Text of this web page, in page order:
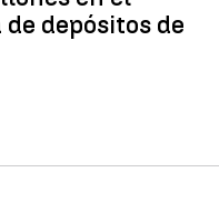
depósitos de